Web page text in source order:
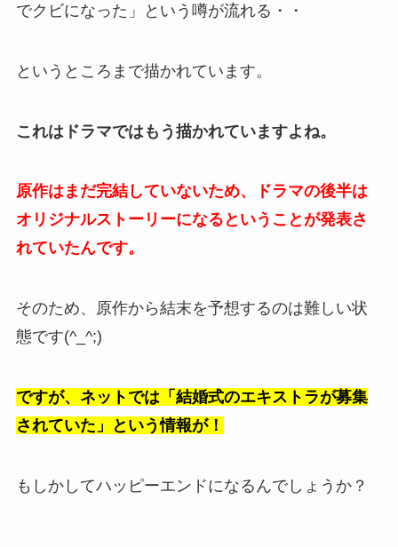
でクビになった」という噂が流れる・・
というところまで描かれています。
これはドラマではもう描かれていますよね。
原作はまだ完結していないため、ドラマの後半は
オリジナルストーリーになるということが発表さ
れていたんです。
そのため、原作から結末を予想するのは難しい状
態です(^_^;)
ですが、ネットでは「結婚式のエキストラが募集
されていた」という情報が！
もしかしてハッピーエンドになるんでしょうか？